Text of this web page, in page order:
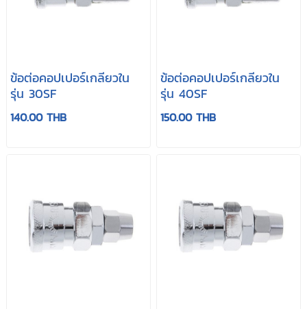
ข้อต่อคอปเปอร์เกลียวใน
รุ่น 30SF
140.00 THB
ข้อต่อคอปเปอร์เกลียวใน
รุ่น 40SF
150.00 THB